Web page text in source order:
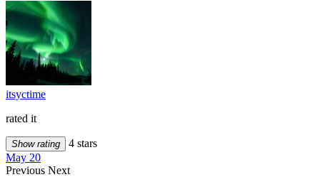
itsyctime
rated it
Show rating
4 stars
May 20
Previous Next